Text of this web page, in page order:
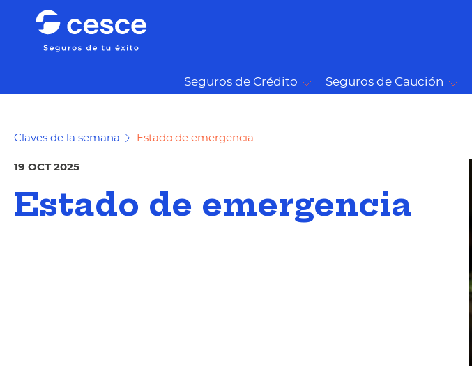
Seguros de Crédito Seguros de Caución
Claves de la semana Estado de emergencia
19 OCT 2025
Estado de emergencia